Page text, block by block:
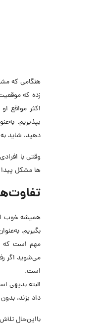
هنگامی که
زده که
اکثر مواقع
بپذیریم.
دهید، شاید
وقتی با
ها مشکل پیدا
همیشه خوب
بگیریم.
مهم است که
می‌شوید اگر
است.
البته بدیهی
داد بزند،
بااین‌حال